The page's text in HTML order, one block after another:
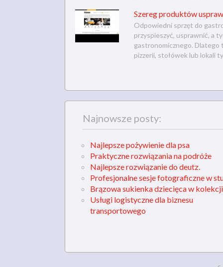
Szereg produktów
Odpowiedni sprzęt do
przyspieszyć, usprawnić, a
gastronomicznego. Dlatego
pizzerii, stołówek lub lokali
Najnowsze posty:
Najlepsze pożywienie dla psa
Praktyczne rozwiązania na podróże
Najlepsze rozwiązanie do deutz.
Profesjonalne sesje fotograficzne w
Brązowa sukienka dziecięca w
Usługi logistyczne dla biznesu
transportowego